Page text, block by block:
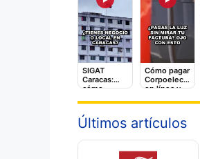
SIGAT
Caracas:
cómo
pagar
impuestos
en línea
Cómo pagar
Corpoelec
en línea y
adicionales
te cobran
Últimos artículos